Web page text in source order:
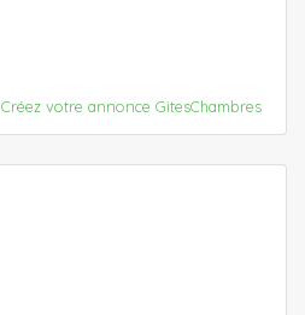
Créez votre annonce GitesChambres